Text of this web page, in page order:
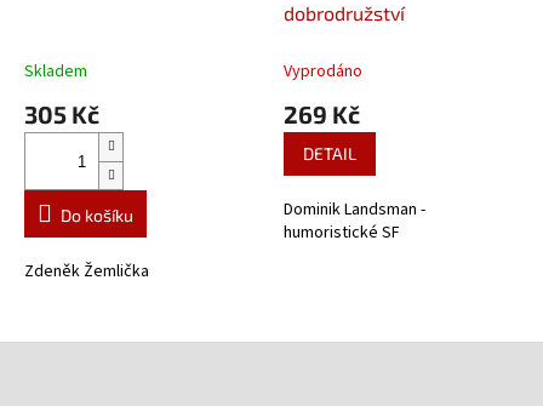
Skladem
305 Kč
Do košíku
Zdeněk Žemlička
dobrodružství
Vyprodáno
269 Kč
DETAIL
Dominik Landsman -
humoristické SF